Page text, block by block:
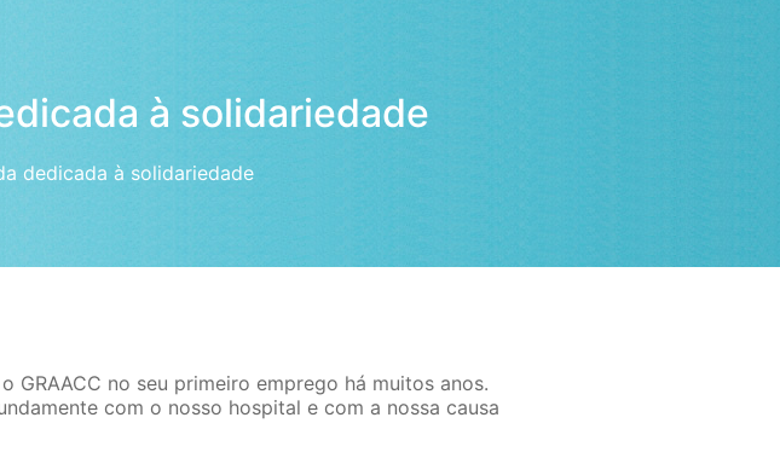
à solidariedade
dedicada à solidariedade
GRAACC no seu primeiro emprego há muitos anos.
com o nosso hospital e com a nossa causa